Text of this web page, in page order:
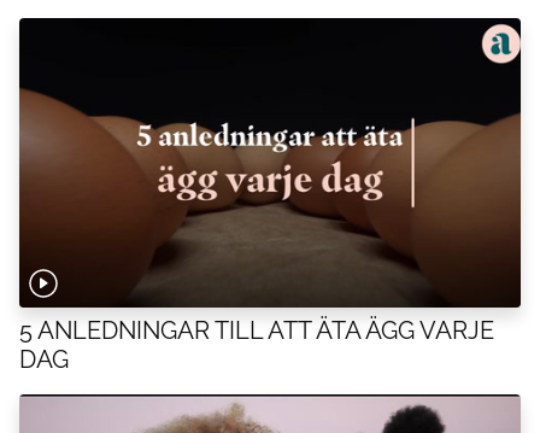
5 ANLEDNINGAR TILL ATT ÄTA ÄGG VARJE
DAG